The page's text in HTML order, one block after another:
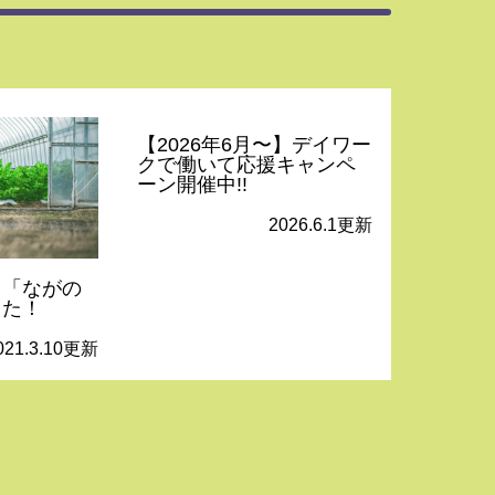
ながの
！
更新
【2026年6月〜】デイワー
クで働いて応援キャンペ
ーン開催中!!
2026.6.1更新